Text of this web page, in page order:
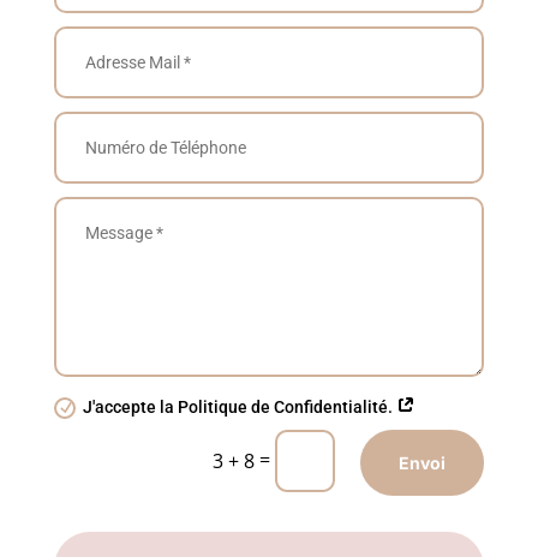
J'accepte la Politique de Confidentialité.
3 + 8= Envoi